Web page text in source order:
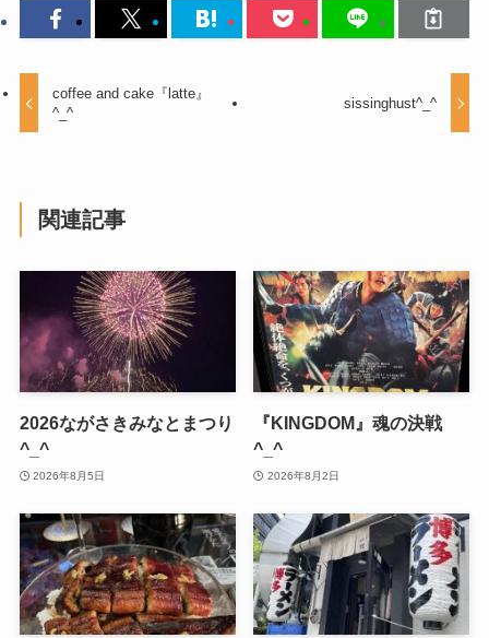
coffee and cake『latte』
^_^
sissinghust^_^
関連記事
2026ながさきみなとまつり
^_^
2026年8月5日
『KINGDOM』魂の決戦
^_^
2026年8月2日